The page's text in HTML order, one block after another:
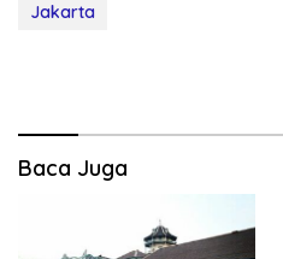
Jakarta
Baca Juga